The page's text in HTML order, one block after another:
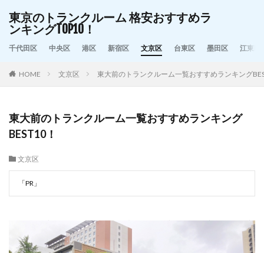
東京のトランクルーム 格安おすすめラ
ンキングTOP10！
千代田区 中央区 港区 新宿区 文京区 台東区 墨田区 江東区
HOME 文京区 東大前のトランクルーム一覧おすすめランキング
東大前のトランクルーム一覧おすすめランキング
BEST10！
文京区
「PR」